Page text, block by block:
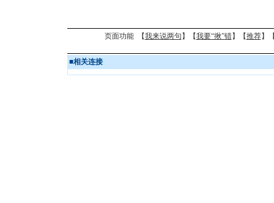
页面功能 【我来说两句 】【我要“揪”错】【推荐】
■相关连接